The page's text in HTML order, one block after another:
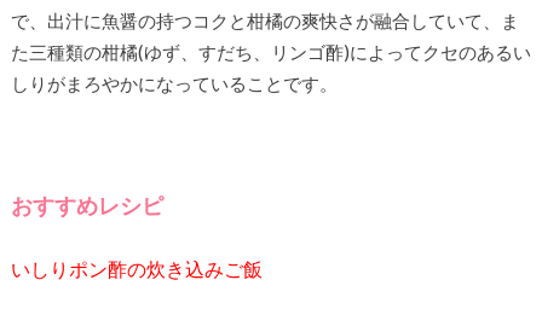
で、出汁に魚醤の持つコクと柑橘の爽快さが融合していて、ま
た三種類の柑橘(ゆず、すだち、リンゴ酢)によってクセのあるい
しりがまろやかになっていることです。
おすすめレシピ
いしりポン酢の炊き込みご飯